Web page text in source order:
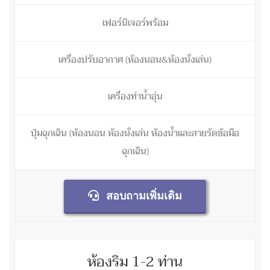
เฟอร์นิเจอร์พร้อม
เครื่องปรับอากาศ (ห้องนอน&ห้องนั่งเล่น)
เครื่องทำน้ำอุ่น
ปุ่มฉุกเฉิน (ห้องนอน ห้องนั่งเล่น ห้องน้ำและสายรัดข้อมือ
ฉุกเฉิน)
สอบถามเพิ่มเติม
ห้องริม 1-2 ท่าน